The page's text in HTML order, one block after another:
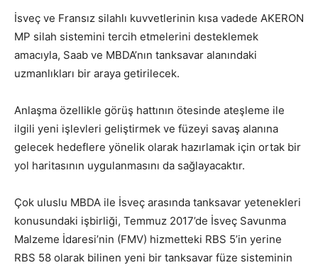
İsveç ve Fransız silahlı kuvvetlerinin kısa vadede AKERON
MP silah sistemini tercih etmelerini desteklemek
amacıyla, Saab ve MBDA’nın tanksavar alanındaki
uzmanlıkları bir araya getirilecek.
Anlaşma özellikle görüş hattının ötesinde ateşleme ile
ilgili yeni işlevleri geliştirmek ve füzeyi savaş alanına
gelecek hedeflere yönelik olarak hazırlamak için ortak bir
yol haritasının uygulanmasını da sağlayacaktır.
Çok uluslu MBDA ile İsveç arasında tanksavar yetenekleri
konusundaki işbirliği, Temmuz 2017’de İsveç Savunma
Malzeme İdaresi’nin (FMV) hizmetteki RBS 5’in yerine
RBS 58 olarak bilinen yeni bir tanksavar füze sisteminin